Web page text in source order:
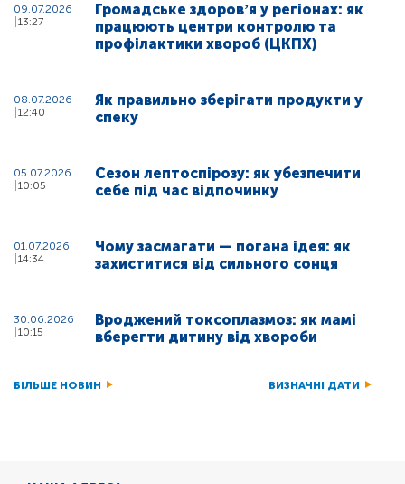
09.07.2026
13:27
Громадське здоровʼя у регіонах: як
працюють центри контролю та
профілактики хвороб (ЦКПХ)
08.07.2026
12:40
Як правильно зберігати продукти у
спеку
05.07.2026
10:05
Сезон лептоспірозу: як убезпечити
себе під час відпочинку
01.07.2026
14:34
Чому засмагати — погана ідея: як
захиститися від сильного сонця
30.06.2026
10:15
Вроджений токсоплазмоз: як мамі
вберегти дитину від хвороби
БІЛЬШЕ НОВИН ВИЗНАЧНІ ДАТИ